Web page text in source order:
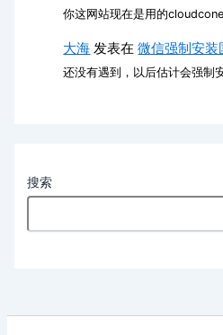
你这网站现在是用的
大海 发表在微信强制安装
还没有遇到，以后估计会强制
搜索